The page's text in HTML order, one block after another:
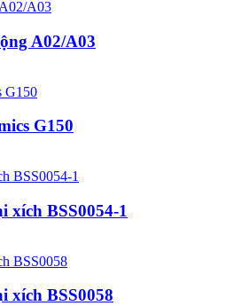
A02/A03
G150
xích BSS0054-1
xích BSS0058